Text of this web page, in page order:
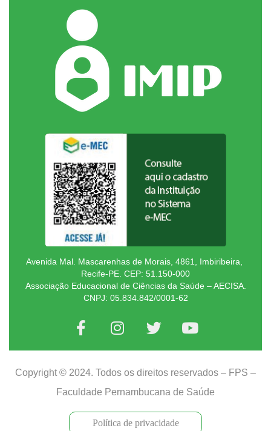
Avenida Mal. Mascarenhas de Morais, 4861, Imbiribeira,
Recife-PE. CEP: 51.150-000
Associação Educacional de Ciências da Saúde – AECISA.
CNPJ: 05.834.842/0001-62
Copyright © 2024. Todos os direitos reservados – FPS –
Faculdade Pernambucana de Saúde
Política de privacidade